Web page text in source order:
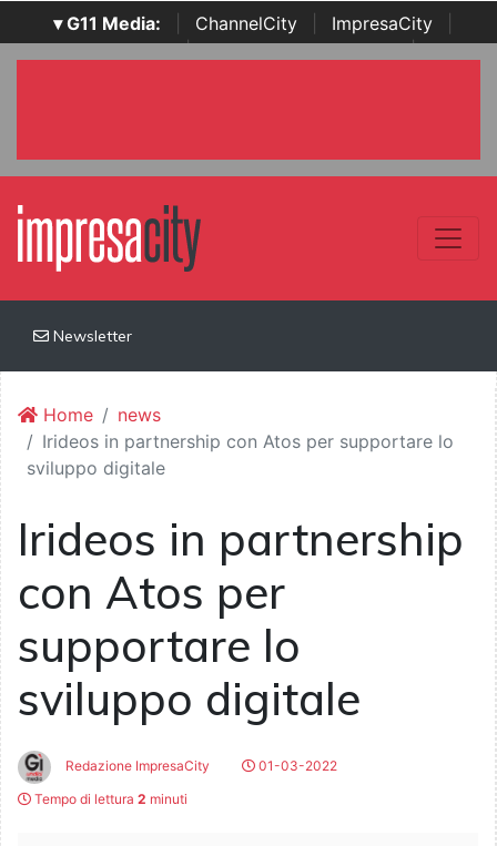
▾ G11 Media: ChannelCity ImpresaCity
SecurityOpenLab | Italian Channel Awards | Italian
Newsletter
Home
news
Irideos in partnership con Atos per supportare lo
sviluppo digitale
Irideos in partnership
con Atos per
supportare lo
sviluppo digitale
Redazione ImpresaCity
01-03-2022
Tempo di lettura 2 minuti